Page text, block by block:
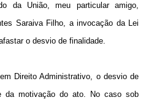
da União, meu particular amigo,
Saraiva Filho, a invocação da Lei
o desvio de finalidade.
Direito Administrativo, o desvio de
da motivação do ato. No caso sob